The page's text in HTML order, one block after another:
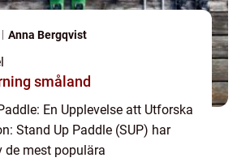
Anna Bergqvist
småland
En Upplevelse att Utforska
Stand Up Paddle (SUP) har
de mest populära